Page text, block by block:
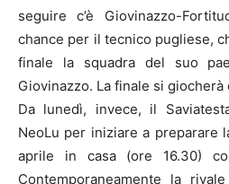
seguire c’è Giovinazzo-
chance per il tecnico pugliese,
finale la squadra del suo
Giovinazzo. La finale si giocherà
Da lunedì, invece, il
NeoLu per iniziare a preparare
aprile in casa (ore 16.30)
Contemporaneamente la